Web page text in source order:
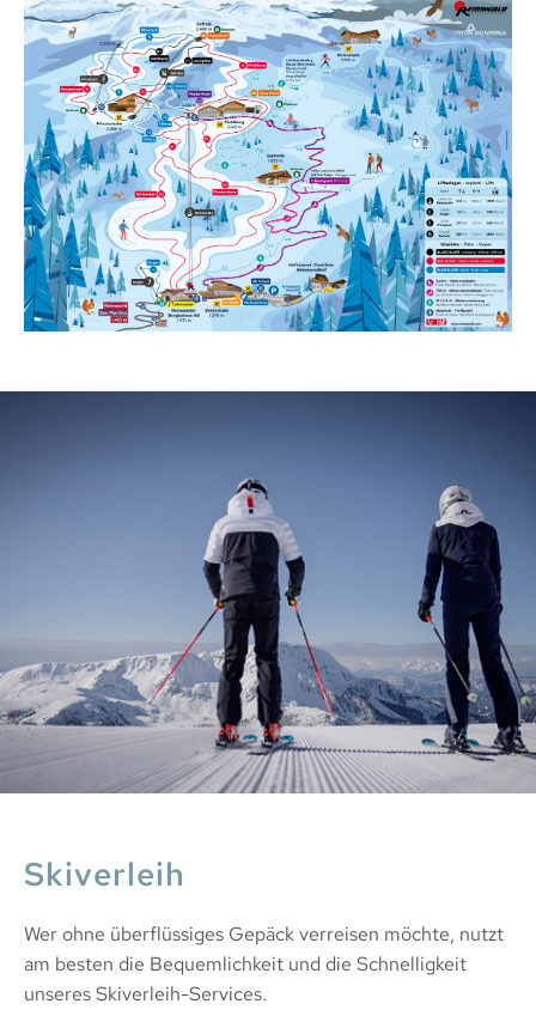
Skiverleih
Wer ohne überflüssiges Gepäck verreisen möchte, nutzt
am besten die Bequemlichkeit und die Schnelligkeit
unseres Skiverleih-Services.